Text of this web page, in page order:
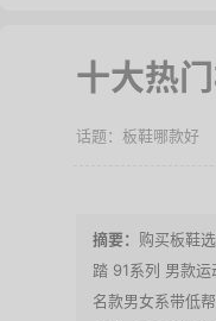
十大热
板鞋哪款好
购买板鞋
踏 91系列 男款
名款男女系带低